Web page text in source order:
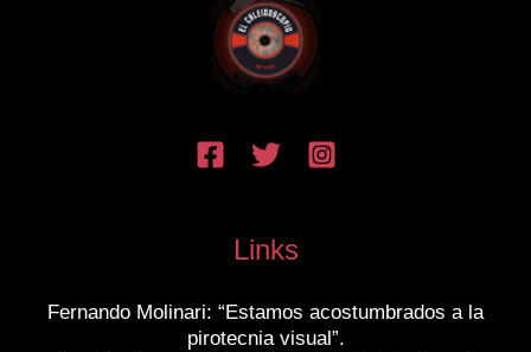
Links
Fernando Molinari: “Estamos acostumbrados a la
pirotecnia visual”.